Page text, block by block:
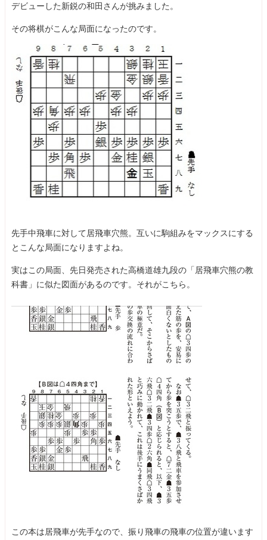
デビューした新鋭の和田さんが挑みました。
その将棋がこんな局面になったのです。
先手中飛車に対して居飛車穴熊。互いに駒組みをマックスにする
とこんな局面になりますよね。
実はこの局面、先日発売された高橋道雄九段の「居飛車穴熊の教
科書」に似た図面があるのです。それがこちら。
この本は居飛車が先手なので、振り飛車の飛車の位置が違います